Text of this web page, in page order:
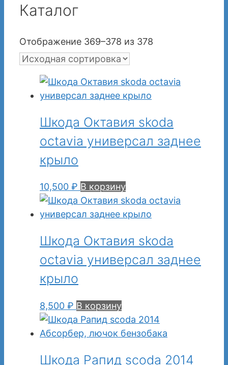
Каталог
Отображение 369–378 из 378
Шкода Октавия skoda
octavia универсал заднее
крыло
10,500 ₽ В корзину
Шкода Октавия skoda
octavia универсал заднее
крыло
8,500 ₽ В корзину
Шкода Рапид scoda 2014